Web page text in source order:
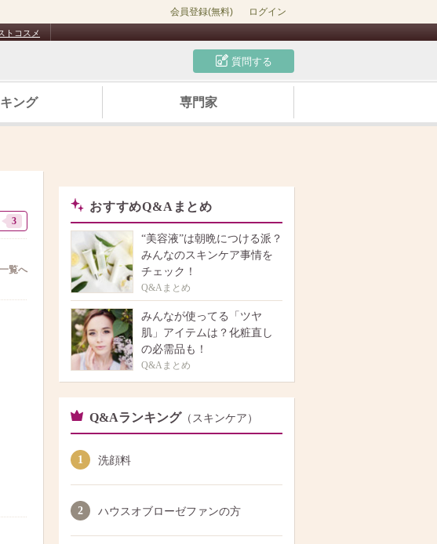
会員登録(無料) ログイン
トコスメ
質問する
ング 専門家
3
覧へ
おすすめQ&Aまとめ
“美容液”は朝晩につける派？
みんなのスキンケア事情を
チェック！
Q&Aまとめ
みんなが使ってる「ツヤ
肌」アイテムは？化粧直し
の必需品も！
Q&Aまとめ
Q&Aランキング （スキンケア）
1 洗顔料
2 ハウスオブローゼファンの方